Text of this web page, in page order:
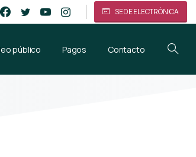
SEDE ELECTRÓNICA
público Pagos Contacto